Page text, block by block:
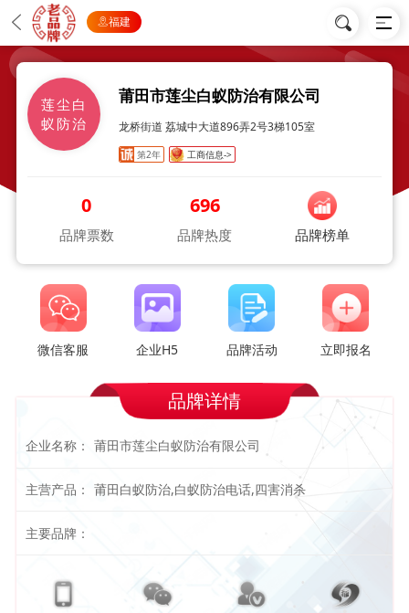
福建
莲尘白
蚁防治
莆田市莲尘白蚁防治有限公司
龙桥街道 荔城中大道896弄2号3梯105室
第2年 工商信息->
0
品牌票数
696
品牌热度 品牌榜单
微信客服 企业H5 品牌活动 立即报名
品牌详情
企业名称： 莆田市莲尘白蚁防治有限公司
主营产品： 莆田白蚁防治,白蚁防治电话,四害消杀
主要品牌：